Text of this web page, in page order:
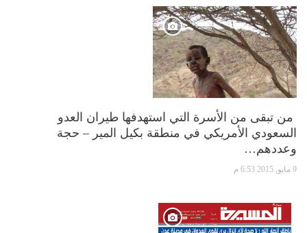
من تبقى من الأسرة التي استهدفها طيران العدو
السعودي الأمريكي في منطقة بكيل المير – حجة
وعددهم…
9 مايو, 2015 6:53 م